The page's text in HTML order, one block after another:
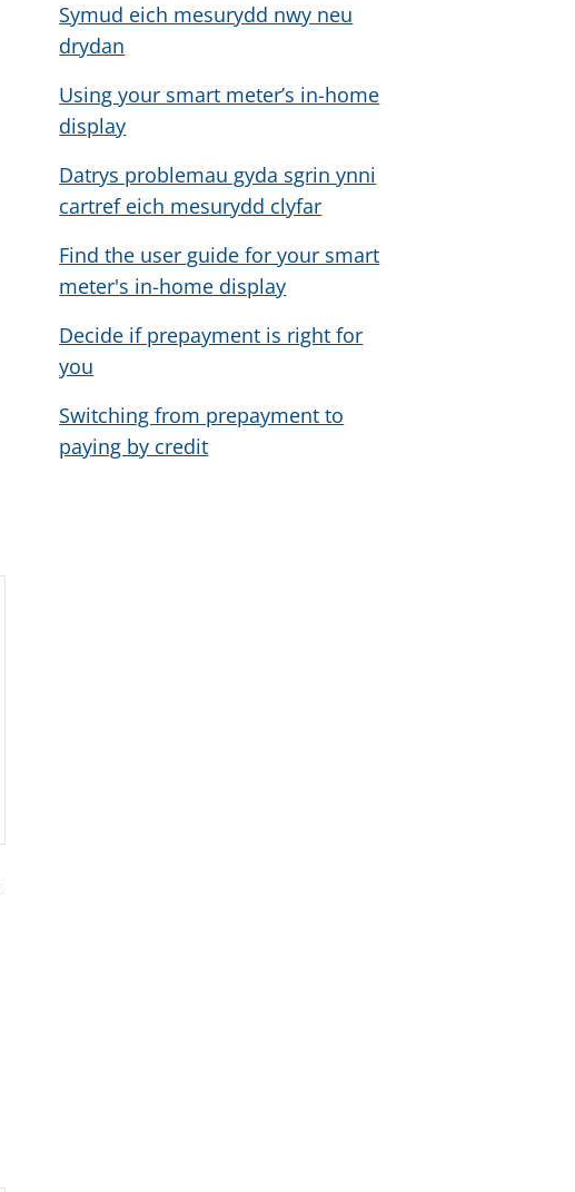
Symud eich mesurydd nwy neu
drydan
Using your smart meter’s in-home
display
Datrys problemau gyda sgrin ynni
cartref eich mesurydd clyfar
Find the user guide for your smart
meter's in-home display
Decide if prepayment is right for
you
Switching from prepayment to
paying by credit